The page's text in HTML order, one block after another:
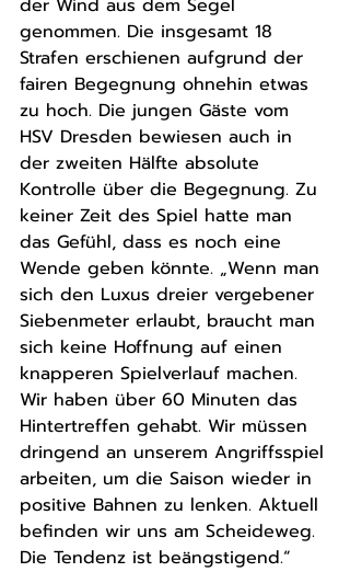
der Wind aus dem Segel
genommen. Die insgesamt 18
Strafen erschienen aufgrund der
fairen Begegnung ohnehin etwas
zu hoch. Die jungen Gäste vom
HSV Dresden bewiesen auch in
der zweiten Hälfte absolute
Kontrolle über die Begegnung. Zu
keiner Zeit des Spiel hatte man
das Gefühl, dass es noch eine
Wende geben könnte. „Wenn man
sich den Luxus dreier vergebener
Siebenmeter erlaubt, braucht man
sich keine Hoffnung auf einen
knapperen Spielverlauf machen.
Wir haben über 60 Minuten das
Hintertreffen gehabt. Wir müssen
dringend an unserem Angriffsspiel
arbeiten, um die Saison wieder in
positive Bahnen zu lenken. Aktuell
befinden wir uns am Scheideweg.
Die Tendenz ist beängstigend.“